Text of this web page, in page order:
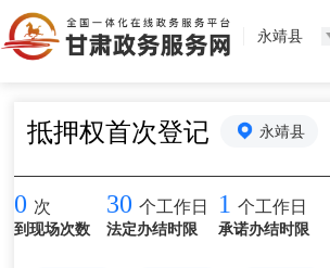
永靖县
抵押权首次登记 永靖县
0 次
到现场次数
30 个工作日
法定办结时限
1 个工作日
承诺办结时限